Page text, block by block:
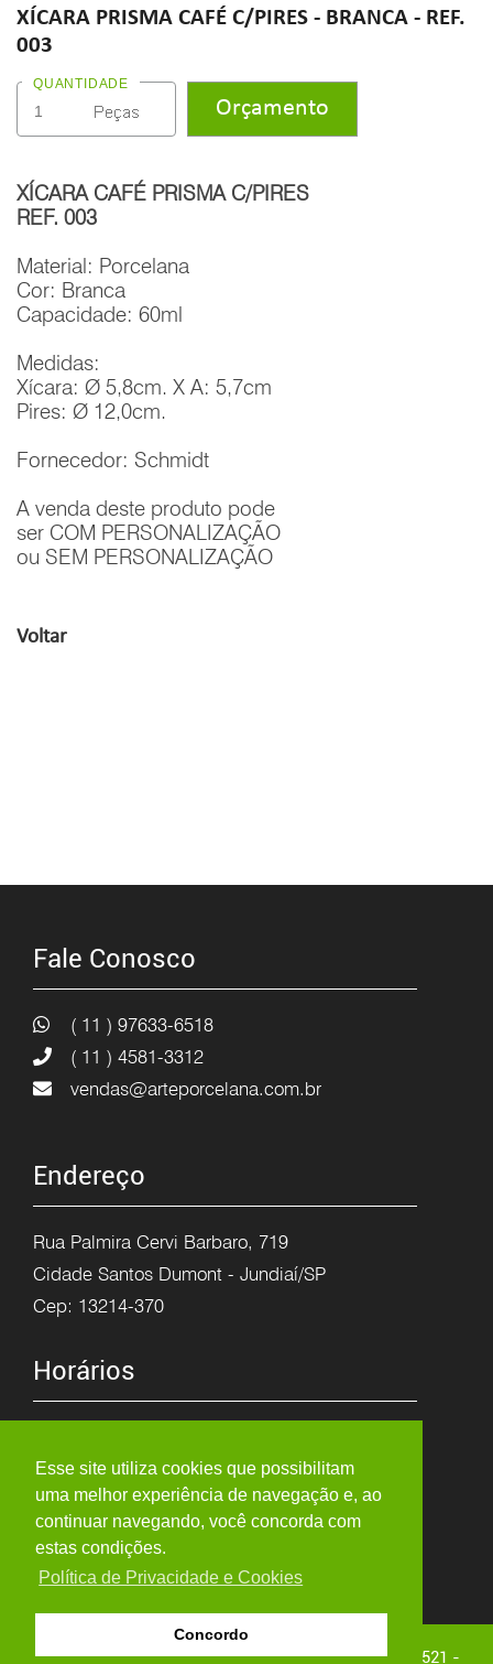
Esse site utiliza cookies que possibilitam
uma melhor experiência de navegação e, ao
continuar navegando, você concorda com
estas condições.
Política de Privacidade e Cookies
Concordo
XÍCARA PRISMA CAFÉ C/PIRES - BRANCA - REF.
003
QUANTIDADE
XÍCARA CAFÉ PRISMA C/PIRES
REF. 003
Material: Porcelana
Cor: Branca
Capacidade: 60ml
Medidas:
Xícara: Ø 5,8cm. X A: 5,7cm
Pires: Ø 12,0cm.
Fornecedor: Schmidt
A venda deste produto pode
ser COM PERSONALIZAÇÃO
ou SEM PERSONALIZAÇÃO
Voltar
Fale Conosco
( 11 ) 97633-6518
( 11 ) 4581-3312
vendas@arteporcelana.com.br
Endereço
Rua Palmira Cervi Barbaro, 719
Cidade Santos Dumont - Jundiaí/SP
Cep: 13214-370
Horários
8h as 12h
13:15h as 17:30h
Copyright © 2026 - ARTE PORCELANA - Visitas: 3.007.521 -